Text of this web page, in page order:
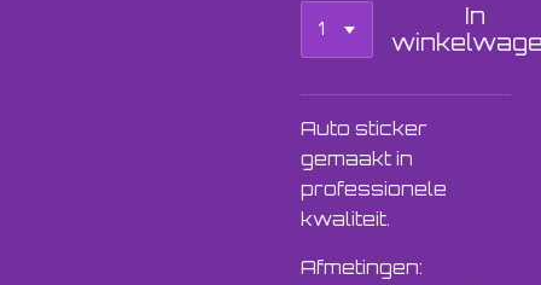
In
Auto sticker
gemaakt in
professionele
kwaliteit.
Afmetingen: